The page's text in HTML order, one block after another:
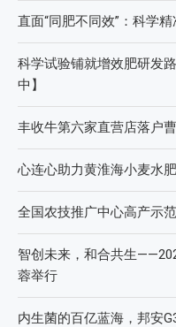
直面“同肥不同效”：科学
科学试验铺就增效肥研发
中】
丰收牛第六家直营店落户曹
心连心助力黄淮海小麦水
全国农技推广中心高产示
智创未来，和合共生
蓉举行
内生菌的百亿蓝海，邦安